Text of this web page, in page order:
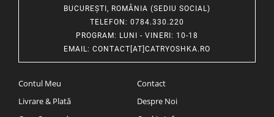
BUCUREȘTI, ROMÂNIA (SEDIU SOCIAL)
TELEFON : 0784.330.220
PROGRAM: LUNI - VINERI: 10-18
EMAIL: CONTACT[AT]CATRYOSHKA.RO
Contul Meu
Livrare & Plată
Contact
Despre Noi